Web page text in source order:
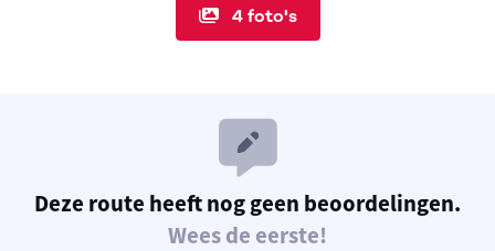
4 foto's
Deze route heeft nog geen beoordelingen.
Wees de eerste!